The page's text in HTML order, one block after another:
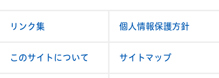
リンク集 個人情報保護方針
このサイトについて サイトマップ